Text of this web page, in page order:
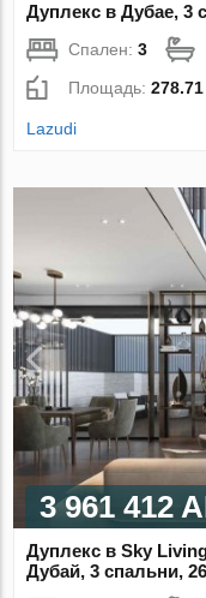
Дуплекс в Дубае, 3
Спален:3
Площадь:
Lazudi
3 961 412
Дуплекс в Sky
Дубай, 3 спальни,